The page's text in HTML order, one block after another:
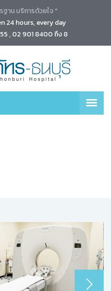
าน บริการด้วยใจ "
24 hours, every day
, 02 901 8400 ถึง 8